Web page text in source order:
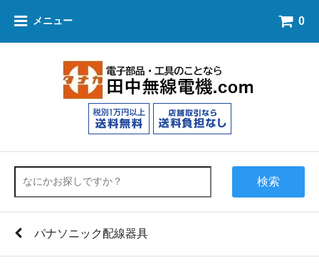
メニュー 0
検索
パナソニック配線器具